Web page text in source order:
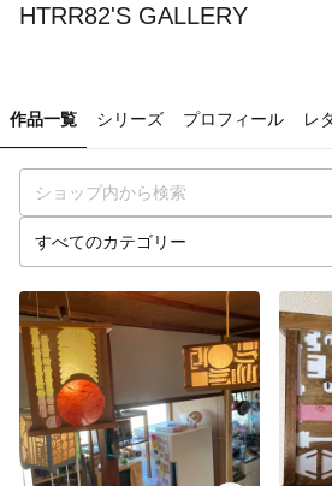
HTRR82'S GALLERY
作品一覧 シリーズ プロフィール レ